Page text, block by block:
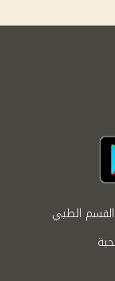
القسم الطبي